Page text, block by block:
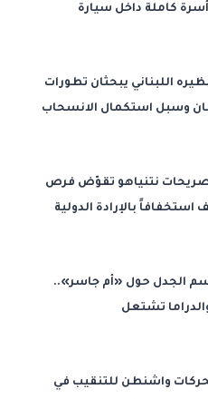
كاملة داخل سيارة
اللبناني يبحثان تطورات
وسبل استكمال الانسحاب
نتنياهو تقوّض فرص
بالإرادة الدولية
الجدل حول «أم جاسر»..
تشتعل
واشنطن للتنقيب في